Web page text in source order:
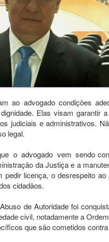
ao advogado condições
Elas visam garantir
judiciais e administrativos.
legal.
o advogado vem sendo
da Justiça e a
pedir licença, o desrespeito
cidadãos.
de Autoridade foi
civil, notadamente a
que são cometidos